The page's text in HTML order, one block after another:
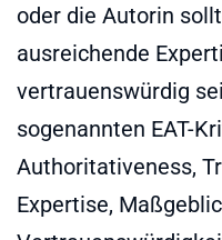
oder die Autorin
ausreichende
vertrauenswürdig
sogenannten EAT-
Authoritativeness,
Expertise,